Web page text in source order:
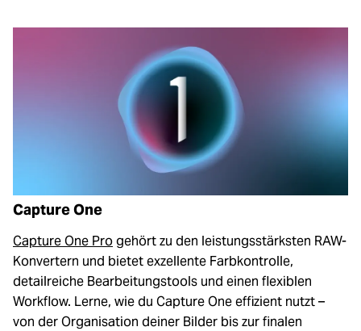
Capture One
Capture One Progehört zu den leistungsstärksten RAW-
Konvertern und bietet exzellente Farbkontrolle,
detailreiche Bearbeitungstools und einen flexiblen
Workflow. Lerne, wie du Capture One effizient nutzt –
von der Organisation deiner Bilder bis zur finalen